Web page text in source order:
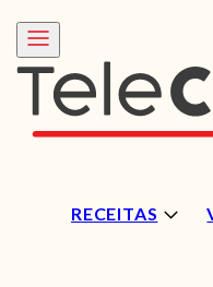
RECEITAS